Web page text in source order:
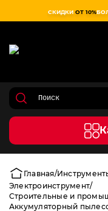
СКИДКИ ОТ 10%
Главная
Электроинструмент
Строительные и
Аккумуляторный